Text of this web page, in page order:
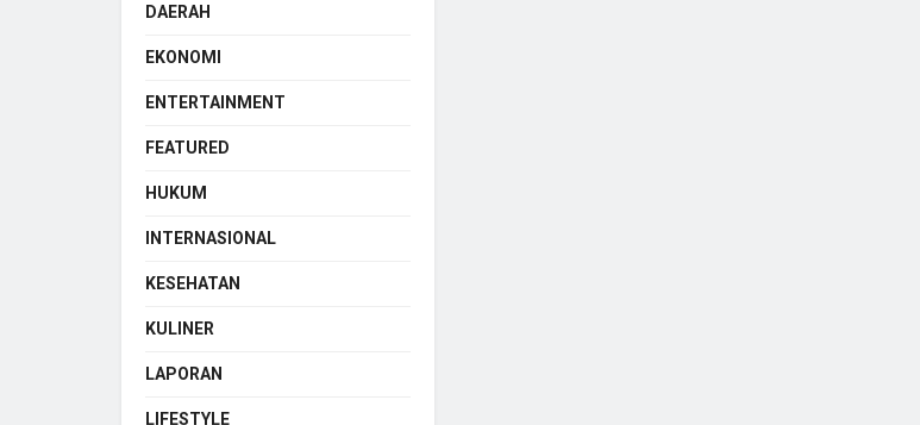
DAERAH
EKONOMI
ENTERTAINMENT
FEATURED
HUKUM
INTERNASIONAL
KESEHATAN
KULINER
LAPORAN
LIFESTYLE